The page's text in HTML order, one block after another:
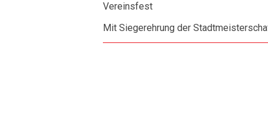
Vereinsfest
Mit Siegerehrung der